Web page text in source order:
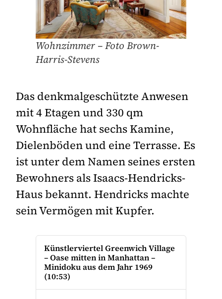
Wohnzimmer – Foto Brown-
Harris-Stevens
Das denkmalgeschützte Anwesen
mit 4 Etagen und 330 qm
Wohnfläche hat sechs Kamine,
Dielenböden und eine Terrasse. Es
ist unter dem Namen seines ersten
Bewohners als Isaacs-Hendricks-
Haus bekannt. Hendricks machte
sein Vermögen mit Kupfer.
Künstlerviertel Greenwich Village
– Oase mitten in Manhattan –
Minidoku aus dem Jahr 1969
(10:53)